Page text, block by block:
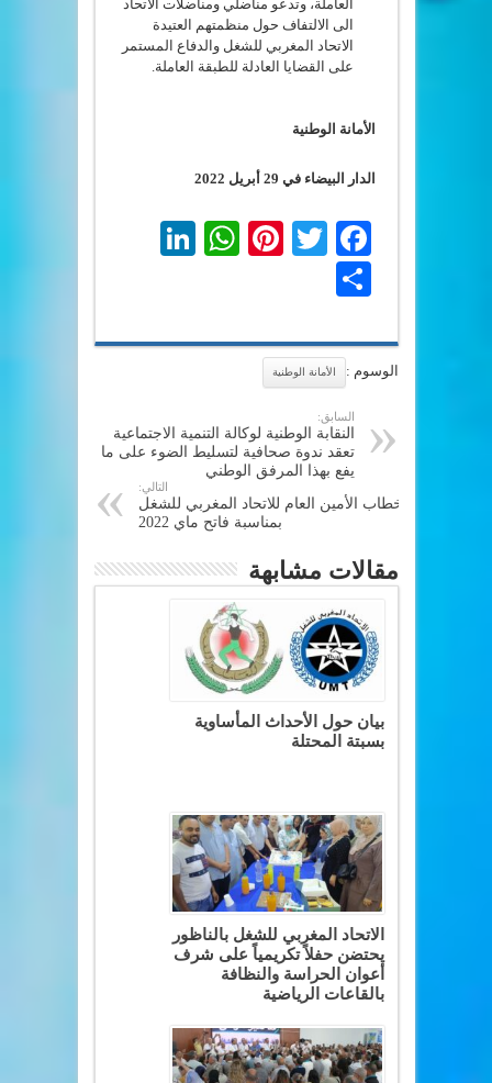
العاملة، وتدعو مناضلي ومناضلات الاتحاد
الى الالتفاف حول منظمتهم العتيدة
الاتحاد المغربي للشغل والدفاع المستمر
على القضايا العادلة للطبقة العاملة.
الأمانة الوطنية
الدار البيضاء في 29 أبريل 2022
Facebook
Twitter
Pinterest
WhatsApp
الوسوم : الأمانة الوطنية
السابق:
النقابة الوطنية لوكالة التنمية الاجتماعية
تعقد ندوة صحافية لتسليط الضوء على ما
يفع بهذا المرفق الوطني
التالي:
خطاب الأمين العام للاتحاد المغربي للشغل
بمناسبة فاتح ماي 2022
مقالات مشابهة
بيان حول الأحداث المأساوية
بسبتة المحتلة
الاتحاد المغربي للشغل بالناظور
يحتضن حفلاً تكريمياً على شرف
أعوان الحراسة والنظافة
بالقاعات الرياضية